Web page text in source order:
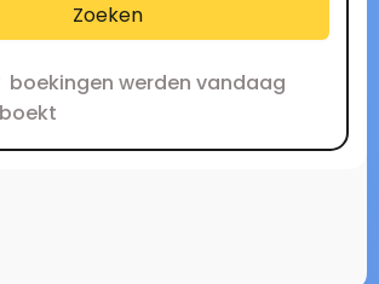
Zoeken
boekingen werden vandaag